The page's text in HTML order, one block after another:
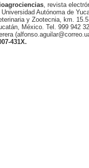
, revista
Universidad Autónoma de
y Zootecnia, km.
México. Tel. 999 942
431X.